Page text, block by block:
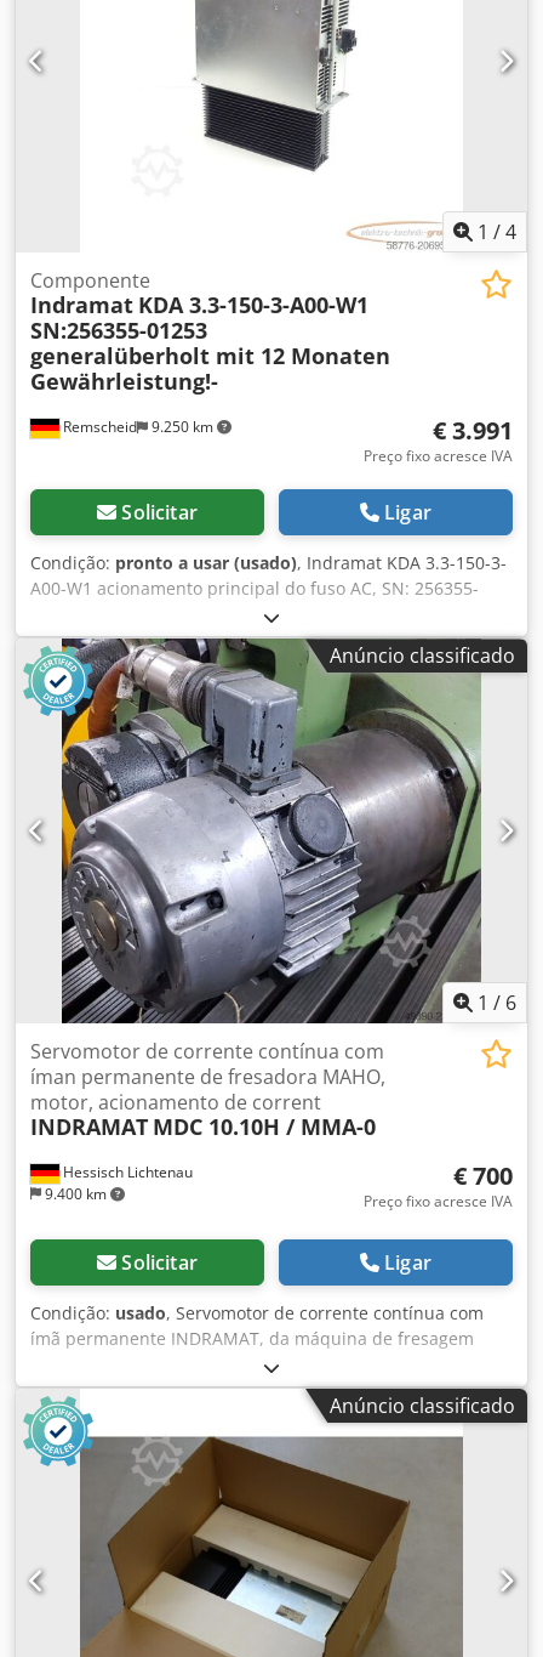
1 /4
Remscheid 9.250 km
Componente
Indramat KDA 3.3-150-3-A00-W1
SN:256355-01253
generalüberholt mit 12 Monaten
Gewährleistung!-
€ 3.991
Preço fixo acresce IVA
Solicitar Ligar
Condição: pronto a usar (usado), Indramat KDA 3.3-150-3-
A00-W1 acionamento principal do fuso AC, SN: 256355-
01253, totalmente revisado e testado profissionalmente,
com 12 meses de garantia, 100% funcional, escopo de
entrega conforme fotos. Dksdpox Dw Hgofx Amgsr
Anúncio classificado
1 / 6
Hessisch Lichtenau
9.400 km
Servomotor de corrente contínua com
íman permanente de fresadora MAHO,
motor, acionamento de corrent
INDRAMAT MDC 10.10H / MMA-0
€ 700
Preço fixo acresce IVA
Solicitar Ligar
Condição: usado, Servomotor de corrente contínua com
ímã permanente INDRAMAT, da máquina de fresagem
MAHO Tipo: MDC 10.10H / MMA-0 (MDC10.10H/MMA-0)
Número de série: 12423 Número de componente: 230837
Dkjdpfsznn H Esx Amgsr K-M = 0,30 Nm/A Ief = 11 A Imax. =
75 A Umax. = 170 V n max = Velocidade máxima = 3000 rpm
Tacómetro: 0,317 Vs / rad Diâmetro do eixo: 22 mm
Comprimento do eixo: aprox. 21 mm (extensão do eixo a
partir da borda de centralização) Diâmetro de
centralização: 70 mm, altura de construção de 7 mm
Diâmetro do círculo de furos: 92 mm, 4 parafusos de
fixação M8 Comprimento total: 270 mm (sem o eixo)
Diâmetro da carcaça: 133 mm Peso próprio: aprox. 20 kg
Em bom estado.
Anúncio classificado